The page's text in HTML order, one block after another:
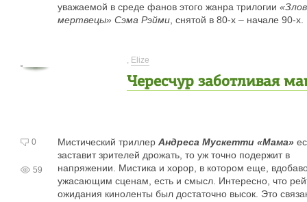
уважаемой в среде фанов этого жанра трилогии
мертвецы» Сэма Рэйми, снятой в 80-х – начале 90-
, Elize
Чересчур заботливая
0
59
Мистический триллер Андреса Мускетти «Мама»
заставит зрителей дрожать, то уж точно подержит в
напряжении. Мистика и хорор, в котором еще,
ужасающим сценам, есть и смысл. Интересно, что
ожидания киноленты был достаточно высок. Это